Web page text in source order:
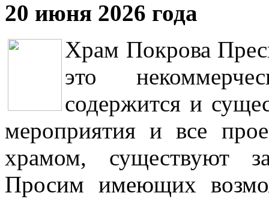
20 июня 2026 года
Храм Покрова
это
содержится и
мероприятия и все
храмом, существуют
Просим имеющих